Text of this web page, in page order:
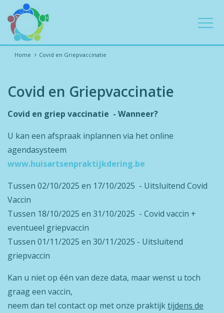
Home Covid en Griepvaccinatie
Covid en Griepvaccinatie
Covid en griep vaccinatie - Wanneer?
U kan een afspraak inplannen via het online
agendasysteem
www.huisartsenpraktijkdering.be
Tussen 02/10/2025 en 17/10/2025 - Uitsluitend Covid
Vaccin
Tussen 18/10/2025 en 31/10/2025 - Covid vaccin +
eventueel griepvaccin
Tussen 01/11/2025 en 30/11/2025 - Uitsluitend
griepvaccin
Kan u niet op één van deze data, maar wenst u toch
graag een vaccin,
neem dan tel contact op met onze praktijktijdens de